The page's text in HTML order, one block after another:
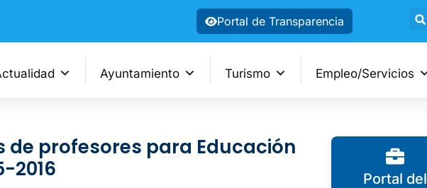
Portal de Transparencia
Ayuntamiento Turismo Empleo/Servicios
de profesores para Educación
2016
Portal del